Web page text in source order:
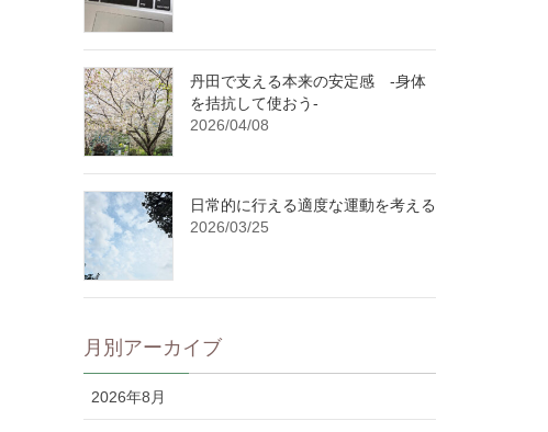
丹田で支える本来の安定感 -身体
を拮抗して使おう-
2026/04/08
日常的に行える適度な運動を考える
2026/03/25
月別アーカイブ
2026年8月